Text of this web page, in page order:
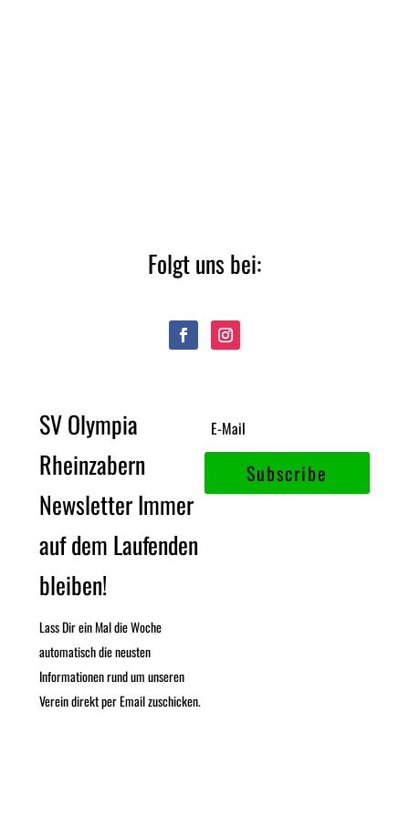
Folgt uns bei:
SV Olympia
Rheinzabern
Newsletter Immer
auf dem Laufenden
bleiben!
Lass Dir ein Mal die Woche
automatisch die neusten
Informationen rund um unseren
Verein direkt per Email zuschicken.
Subscribe